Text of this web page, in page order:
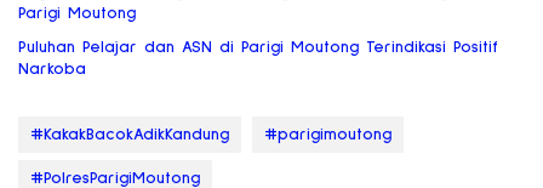
Parigi Moutong
Puluhan Pelajar dan ASN di Parigi Moutong Terindikasi Positif
Narkoba
#KakakBacokAdikKandung #parigimoutong
#PolresParigiMoutong